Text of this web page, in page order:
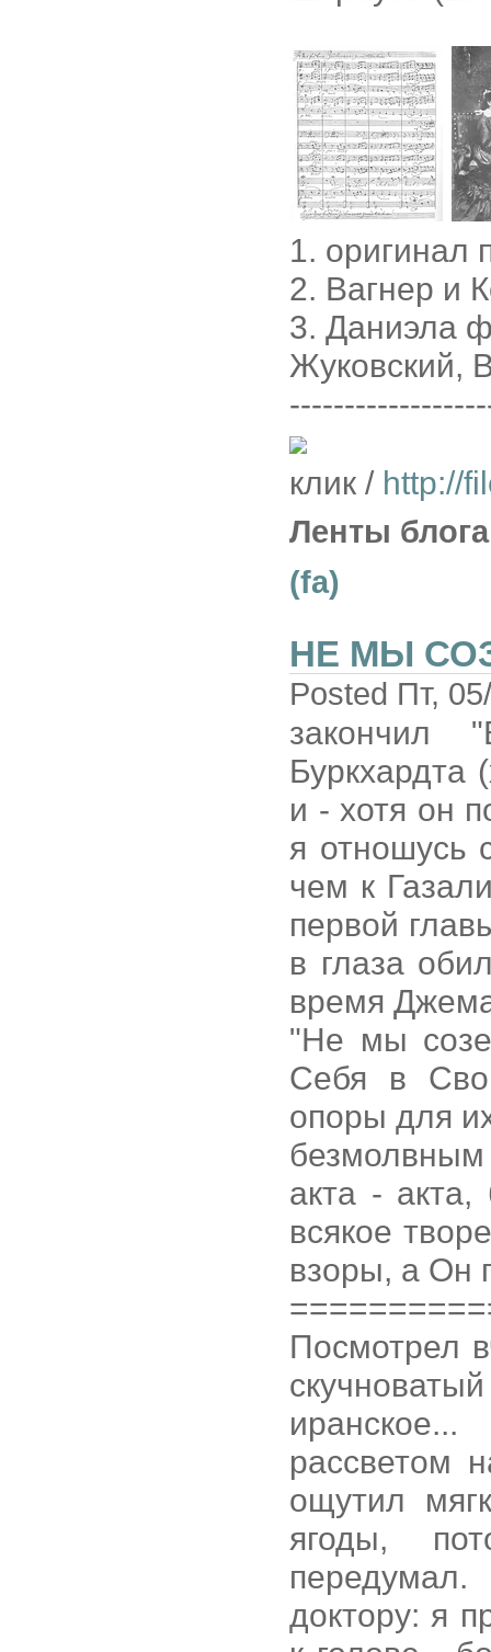
1. оригинал
2. Вагнер и
3. Даниэла
Жуковский,
клик / http://
Ленты
(fa)
НЕ МЫ
Posted Пт,
закончил
Буркхардта
и - хотя он
я отношусь
чем к
первой
в глаза
время
"Не мы
Себя в
опоры для
акта - акта,
всякое
взоры, а Он
Посмотрел
рассветом
ощутил
ягоды,
доктору: я